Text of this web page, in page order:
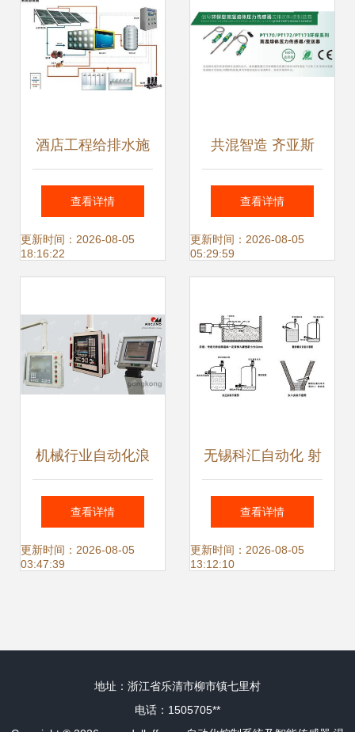
酒店工程给排水施
工设计与智能化系
统常见问题深度解
查看详情
更新时间：2026-08-05
18:16:22
共混智造 齐亚斯
引领传感器物联网
与自动化控制系统
查看详情
更新时间：2026-08-05
05:29:59
机械行业自动化浪
潮 智能控制系统与
传感器的核心引擎
查看详情
更新时间：2026-08-05
03:47:39
无锡科汇自动化 射
频导纳式料位计与
智能传感技术在工
查看详情
更新时间：2026-08-05
13:12:10
地址：浙江省乐清市柳市镇七里村
电话：1505705**